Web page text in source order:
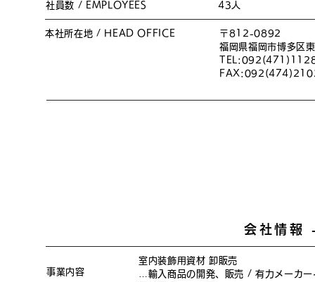
社員数 / EMPLOYEES 43人
本社所在地 / HEAD OFFICE
〒812-0892
福岡県福岡市博多区
会社情
事業内容
室内装飾用資材 卸販売
…輸入商品の開発、販売 / 有力メーカ